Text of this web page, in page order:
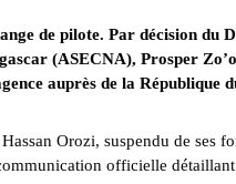
de pilote. Par décision du
(ASECNA), Prosper
auprès de la République
Orozi, suspendu de ses
officielle